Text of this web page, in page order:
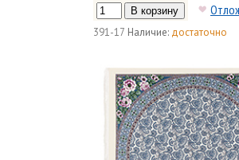
391-17 Наличие: достаточно